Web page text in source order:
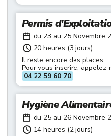
Permis
du 23 au 25 Novembre
20 heures (3 jours)
Il reste encore des places
Pour vous inscrire, appelez-
04 22 59 60 70 .
Hygiène
du 25 au 26 Novembre
14 heures (2 jours)